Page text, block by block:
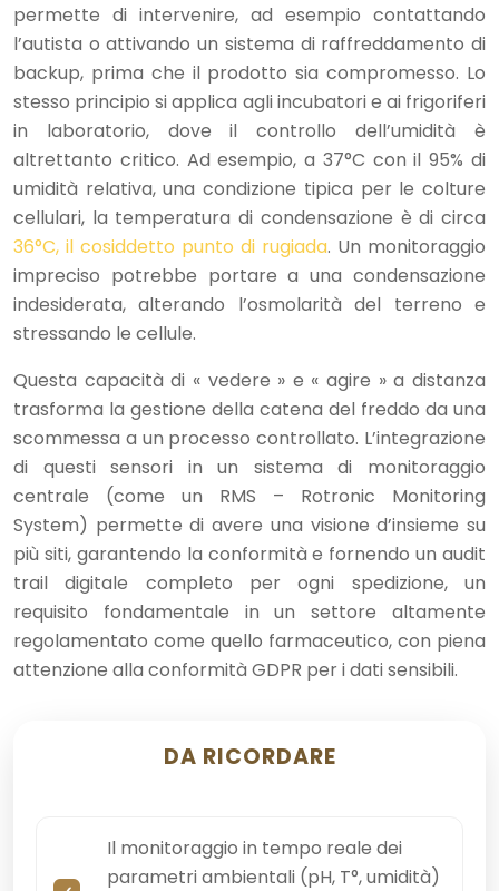
permette di intervenire, ad esempio contattando
l’autista o attivando un sistema di raffreddamento di
backup, prima che il prodotto sia compromesso. Lo
stesso principio si applica agli incubatori e ai frigoriferi
in laboratorio, dove il controllo dell’umidità è
altrettanto critico. Ad esempio, a 37°C con il 95% di
umidità relativa, una condizione tipica per le colture
cellulari, la temperatura di condensazione è di circa
36°C, il cosiddetto punto di rugiada. Un monitoraggio
impreciso potrebbe portare a una condensazione
indesiderata, alterando l’osmolarità del terreno e
stressando le cellule.
Questa capacità di « vedere » e « agire » a distanza
trasforma la gestione della catena del freddo da una
scommessa a un processo controllato. L’integrazione
di questi sensori in un sistema di monitoraggio
centrale (come un RMS – Rotronic Monitoring
System) permette di avere una visione d’insieme su
più siti, garantendo la conformità e fornendo un audit
trail digitale completo per ogni spedizione, un
requisito fondamentale in un settore altamente
regolamentato come quello farmaceutico, con piena
attenzione alla conformità GDPR per i dati sensibili.
DA RICORDARE
Il monitoraggio in tempo reale dei
parametri ambientali (pH, T°, umidità)